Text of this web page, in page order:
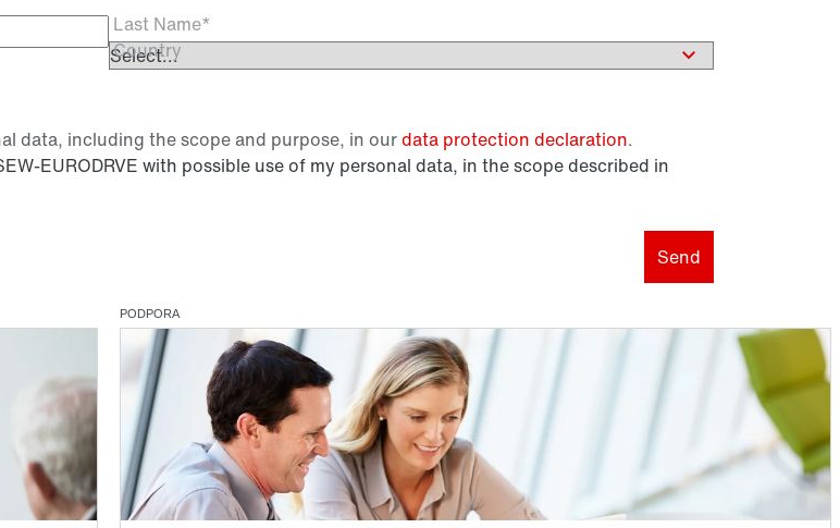
Last Name*
Country
data, including the scope and purpose, in ourdata protection declaration.
with possible use of my personal data, in the scope described in
Send
PODPORA